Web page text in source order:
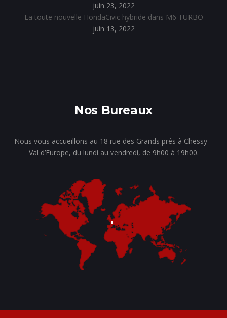
juin 23, 2022
La toute nouvelle HondaCivic hybride dans M6 TURBO
juin 13, 2022
Nos Bureaux
Nous vous accueillons au 18 rue des Grands prés à Chessy –
Val d’Europe, du lundi au vendredi, de 9h00 à 19h00.